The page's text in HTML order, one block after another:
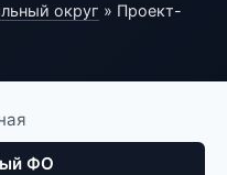
округ » Проект-
ФО